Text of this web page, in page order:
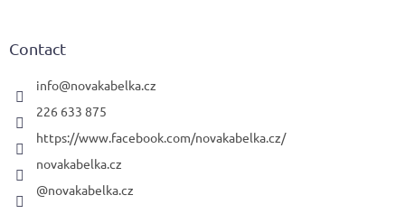
Contact
info@novakabelka.cz
226 633 875
https://www.facebook.com/novakabelka.cz/
novakabelka.cz
@novakabelka.cz